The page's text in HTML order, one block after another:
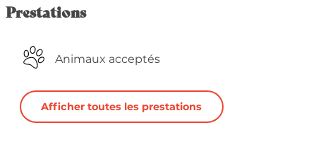
Prestations
Animaux acceptés
Afficher toutes les prestations